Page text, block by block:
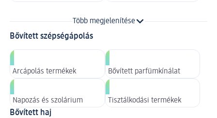
Több megjelenítése
Bővített szépségápolás
Arcápolás termékek Bővített parfümkínálat
Napozás és szolárium Tisztálkodási termékek
Bővített haj